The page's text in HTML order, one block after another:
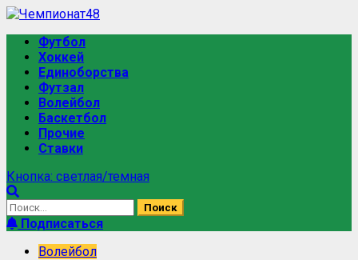
Футбол
Хоккей
Единоборства
Футзал
Волейбол
Баскетбол
Прочие
Ставки
Кнопка: светлая/темная
Подписаться
Волейбол